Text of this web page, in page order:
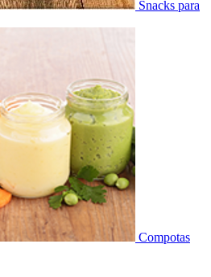
Snacks para
Compotas